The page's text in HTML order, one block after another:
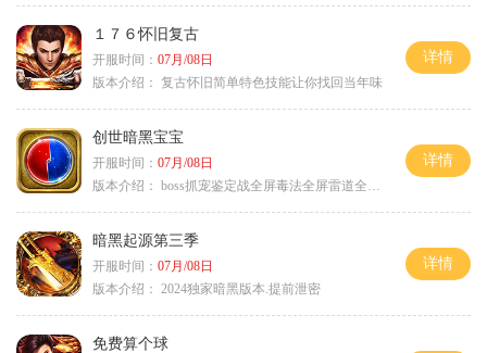
１７６怀旧复古
开服时间： 07月/08日
版本介绍： 复古怀旧简单特色技能让你找回当年味
详情
创世暗黑宝宝
开服时间： 07月/08日
版本介绍： boss抓宠鉴定战全屏毒法全屏雷道全屏狗
详情
暗黑起源第三季
开服时间： 07月/08日
版本介绍： 2024独家暗黑版本.提前泄密
详情
免费算个球